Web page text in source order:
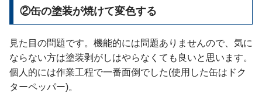
②缶の塗装が焼けて変色する
見た目の問題です。機能的には問題ありませんので、気に
ならない方は塗装剥がしはやらなくても良いと思います。
個人的には作業工程で一番面倒でした(使用した缶はドク
ターペッパー)。